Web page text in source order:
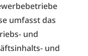
umfasst das
und
und